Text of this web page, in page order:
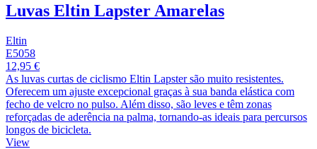
Luvas Eltin Lapster Amarelas
Eltin
E5058
12,95 €
As luvas curtas de ciclismo Eltin Lapster são muito resistentes.
Oferecem um ajuste excepcional graças à sua banda elástica com
fecho de velcro no pulso. Além disso, são leves e têm zonas
reforçadas de aderência na palma, tornando-as ideais para percursos
longos de bicicleta.
View